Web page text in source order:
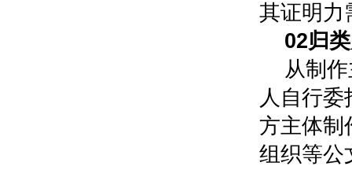
其证明力
02归
从制
人自行
方主体制
组织等公